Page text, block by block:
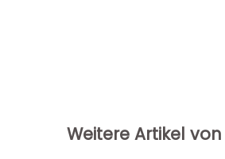
Weitere Artikel von